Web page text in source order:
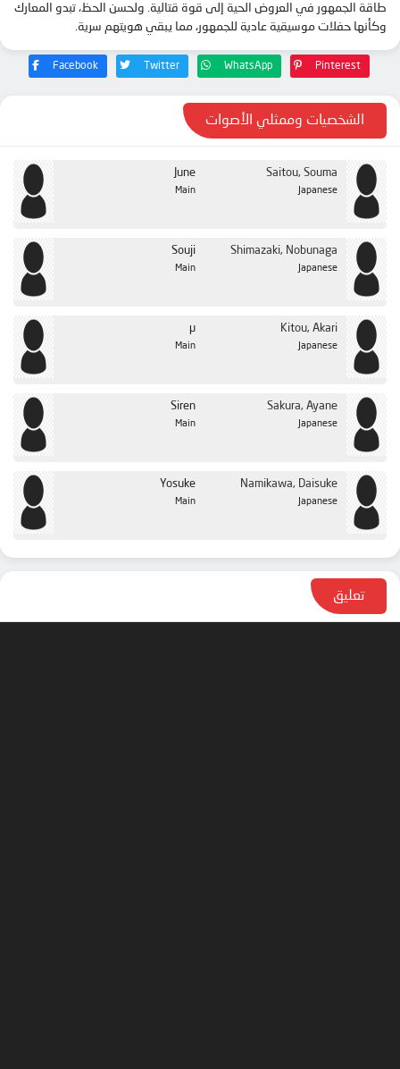
الحلقة 17
الحلقة 19
الحلقة 20
الحلقة 23
الحلقة 24
طاقة الجمهور في العروض الحية إلى قوة قتالية. ولحسن الحظ، تبدو المعارك
وكأنها حفلات موسيقية عادية للجمهور، مما يبقي هويتهم سرية.
Facebook Twitter WhatsApp Pinterest
الشخصيات وممثلي الأصوات
June
Main
Saitou, Souma
Japanese
Souji
Main
Shimazaki, Nobunaga
Japanese
μ
Main
Kitou, Akari
Japanese
Siren
Main
Sakura, Ayane
Japanese
Yosuke
Main
Namikawa, Daisuke
Japanese
تعليق